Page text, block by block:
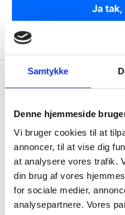
Samtykke
Denne hjemmeside
Vi bruger cookies til at
annoncer, til at vise dig
at analysere vores trafik.
din brug af vores
for sociale medier,
analysepartnere. Vores
Ja
Wallshop.dk
Gastrobutikken ApS
Rømersvej 33
7430 Ikast
CVR: 38952986
Telefon træffetid:
Tlf.71 99 30 98